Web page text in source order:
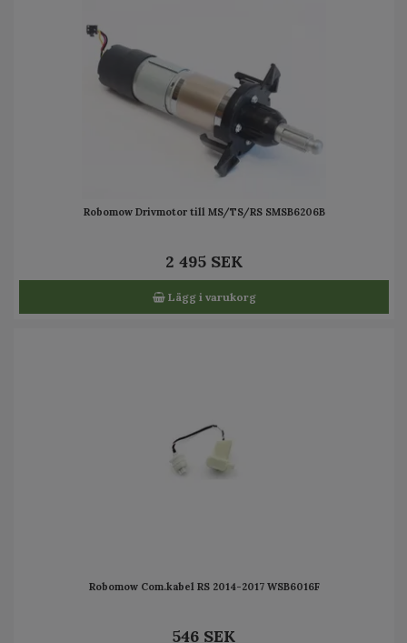
Robomow Drivmotor till MS/TS/RS SMSB6206B
2 495 SEK
Lägg i varukorg
Robomow Com.kabel RS 2014-2017 WSB6016F
546 SEK